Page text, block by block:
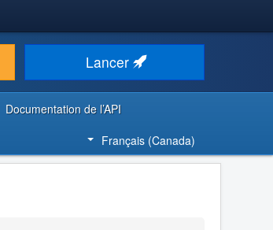
Lancer
Documentation de l’API
Français (Canada)